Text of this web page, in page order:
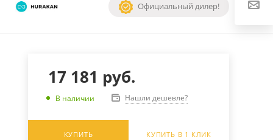
Официальный дилер!
17 181 руб.
В наличии Нашли дешевле?
КУПИТЬ КУПИТЬ В 1 КЛИК